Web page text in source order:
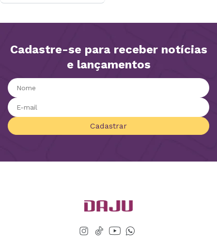
Cadastre-se para receber notícias
e lançamentos
Cadastrar